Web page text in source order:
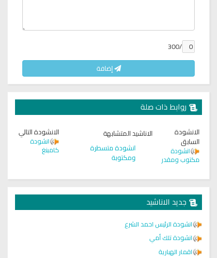
/300
إضافة
روابط ذات صلة
الانشودة
السابق
انشودة
مكتوب ومقدر
الاناشيد المتشابهة
انشودة متسطرة
ومكتوبة
الانشودة التالي
انشودة
كامبنغ
جديد الاناشيد
انشودة الرئيس احمد الشرع
انشودة تلك أمي
اقمار الهبارية